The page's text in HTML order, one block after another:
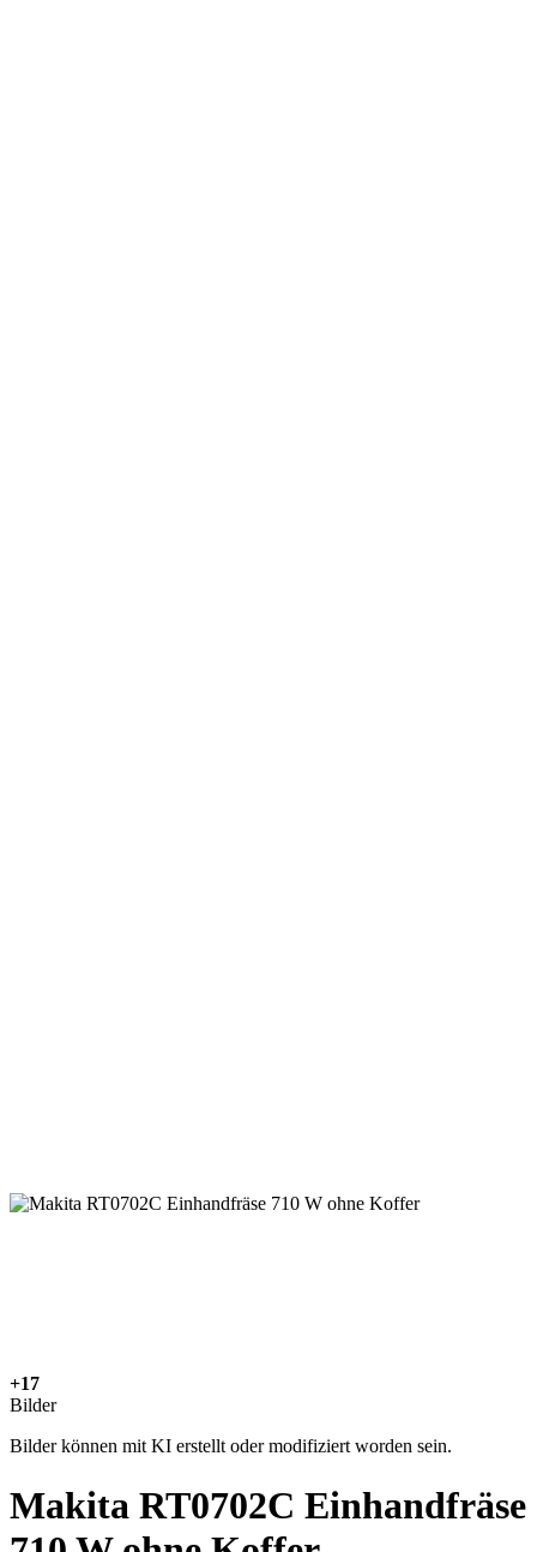
+17
Bilder
Bilder können mit KI erstellt oder modifiziert worden sein.
Makita RT0702C Einhandfräse